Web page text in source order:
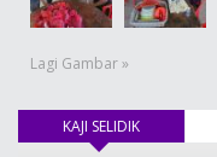
Lagi Gambar »
KAJI SELIDIK(tab aktif)